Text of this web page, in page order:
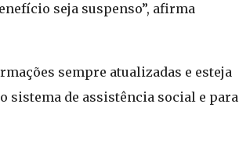
seja suspenso”, afirma
sempre atualizadas e esteja
sistema de assistência social e para